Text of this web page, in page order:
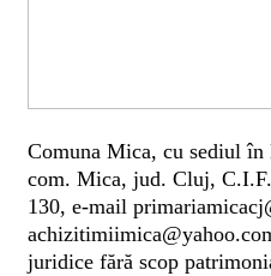
Comuna Mica, cu sediul
com. Mica, jud. Cluj,
130, e-mail
juridice fără scop